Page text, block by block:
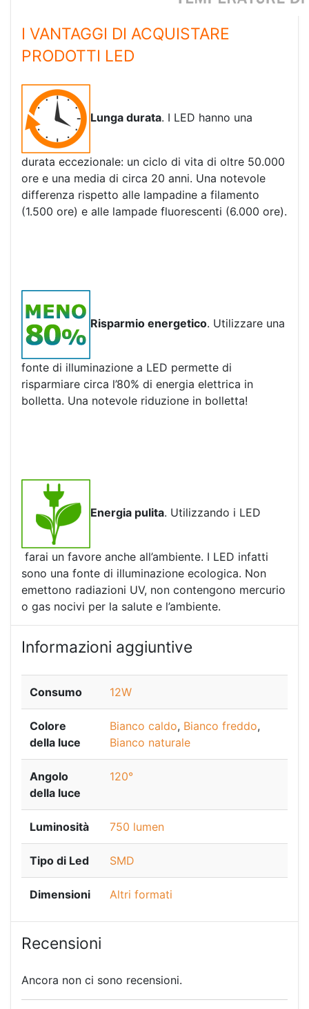
I VANTAGGI DI ACQUISTARE
PRODOTTI LED
Lunga durata. I LED hanno una
durata eccezionale: un ciclo di vita di oltre 50.000
ore e una media di circa 20 anni. Una notevole
differenza rispetto alle lampadine a filamento
(1.500 ore) e alle lampade fluorescenti (6.000 ore).
Risparmio energetico. Utilizzare una
fonte di illuminazione a LED permette di
risparmiare circa l’80% di energia elettrica in
bolletta. Una notevole riduzione in bolletta!
Energia pulita. Utilizzando i LED
farai un favore anche all’ambiente. I LED infatti
sono una fonte di illuminazione ecologica. Non
emettono radiazioni UV, non contengono mercurio
o gas nocivi per la salute e l’ambiente.
Informazioni aggiuntive
Consumo 12W
Colore
della luce
Bianco caldo, Bianco freddo,
Bianco naturale
Angolo
della luce
120°
Luminosità 750 lumen
Tipo di Led SMD
Dimensioni Altri formati
Recensioni
Ancora non ci sono recensioni.